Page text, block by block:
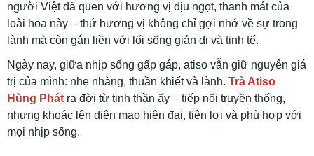
người Việt đã quen với hương vị dịu ngọt, thanh mát của
loài hoa này – thứ hương vị không chỉ gợi nhớ về sự trong
lành mà còn gắn liền với lối sống giản dị và tinh tế.
Ngày nay, giữa nhịp sống gấp gáp, atiso vẫn giữ nguyên giá
trị của mình: nhẹ nhàng, thuần khiết và lành. Trà Atiso
Hùng Phát ra đời từ tinh thần ấy – tiếp nối truyền thống,
nhưng khoác lên diện mạo hiện đại, tiện lợi và phù hợp với
mọi nhịp sống.